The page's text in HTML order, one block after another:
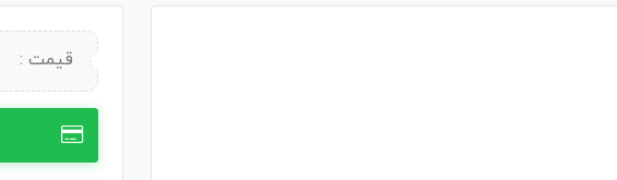
قیمت :